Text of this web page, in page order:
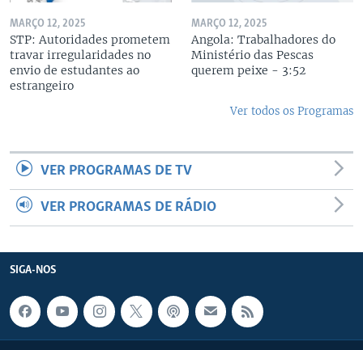
MARÇO 12, 2025
STP: Autoridades prometem
travar irregularidades no
envio de estudantes ao
estrangeiro
MARÇO 12, 2025
Angola: Trabalhadores do
Ministério das Pescas
querem peixe - 3:52
Ver todos os Programas
VER PROGRAMAS DE TV
VER PROGRAMAS DE RÁDIO
SIGA-NOS